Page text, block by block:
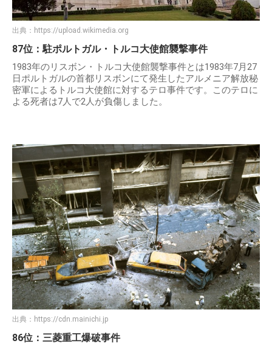
出典： https://upload.wikimedia.org
87位：駐ポルトガル・トルコ大使館襲撃事件
1983年のリスボン・トルコ大使館襲撃事件とは1983年7月27
日ポルトガルの首都リスボンにて発生したアルメニア解放秘
密軍によるトルコ大使館に対するテロ事件です。このテロに
よる死者は7人で2人が負傷しました。
出典： https://cdn.mainichi.jp
86位：三菱重工爆破事件